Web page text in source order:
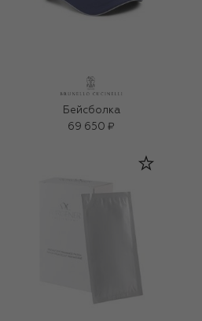
Бейсболка
69 650 ₽